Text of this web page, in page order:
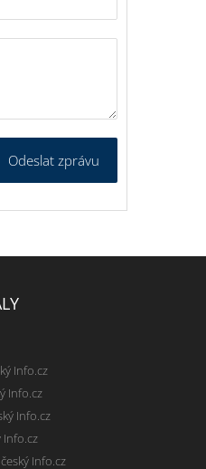
Odeslat zprávu
Info.cz
Info.cz
Info.cz
Info.cz
Info.cz